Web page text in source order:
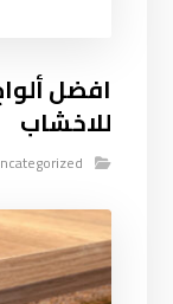
افضل
للاخشاب